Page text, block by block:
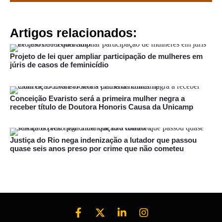
Artigos relacionados:
Projeto de lei quer ampliar participação de mulheres em
júris de casos de feminicídio
Conceição Evaristo será a primeira mulher negra a
receber título de Doutora Honoris Causa da Unicamp
Justiça do Rio nega indenização a lutador que passou
quase seis anos preso por crime que não cometeu